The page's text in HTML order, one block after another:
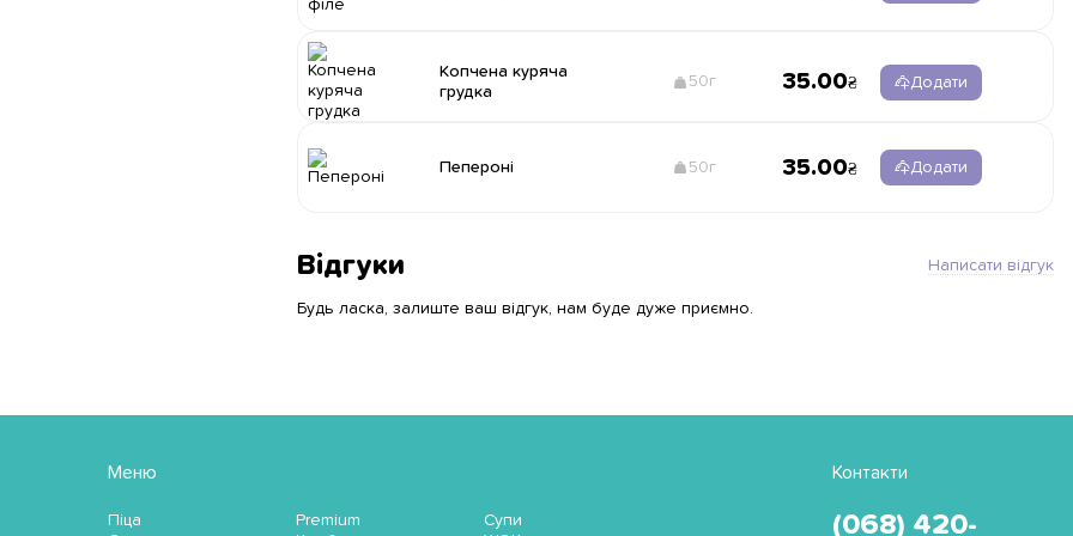
Копчена куряча
грудка
50г 35.00 Додати
Пепероні 50г 35.00 Додати
Відгуки Написати відгук
Будь ласка, залиште ваш відгук, нам буде дуже приємно.
Меню
Піца
Premium
Супи
Контакти
(068) 420-